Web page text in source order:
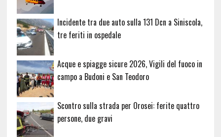
Incidente tra due auto sulla 131 Dcn a Siniscola,
tre feriti in ospedale
Acque e spiagge sicure 2026, Vigili del fuoco in
campo a Budoni e San Teodoro
Scontro sulla strada per Orosei: ferite quattro
persone, due gravi